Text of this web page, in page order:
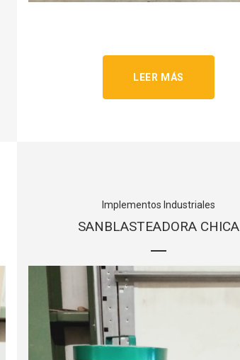
LEER MÁS
Implementos Industriales
SANBLASTEADORA CHICA